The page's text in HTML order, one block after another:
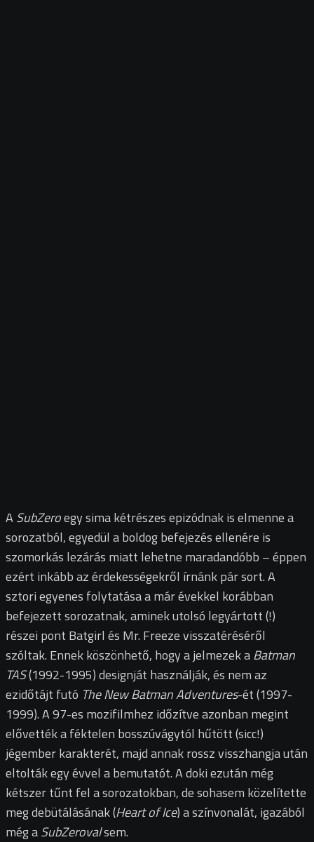
ASubZeroegy sima kétrészes epizódnak is elmenne a
sorozatból, egyedül a boldog befejezés ellenére is
szomorkás lezárás miatt lehetne maradandóbb – éppen
ezért inkább az érdekességekről írnánk pár sort. A
sztori egyenes folytatása a már évekkel korábban
befejezett sorozatnak, aminek utolsó legyártott (!)
részei pont Batgirl és Mr. Freeze visszatéréséről
szóltak. Ennek köszönhető, hogy a jelmezek aBatman
TAS(1992-1995) designját használják, és nem az
ezidőtájt futó The New Batman Adventures-ét (1997-
1999). A 97-es mozifilmhez időzítve azonban megint
elővették a féktelen bosszúvágytól hűtött (sicc!)
jégember karakterét, majd annak rossz visszhangja után
eltolták egy évvel a bemutatót. A doki ezután még
kétszer tűnt fel a sorozatokban, de sohasem közelítette
meg debütálásának (Heart of Ice) a színvonalát, igazából
még aSubZerovalsem.